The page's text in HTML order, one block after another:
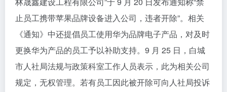
止员工携带苹果品牌设备进入公司，违者开除”。相关
《通知》中还提倡员工使用华为品牌电子产品，对及时
更换华为产品的员工予以补助支持。9 月 25 日，白城
市人社局法规与政策科室工作人员表示，此为相关公司
规定，无权管理。若有员工因此被开除可向人社局投诉